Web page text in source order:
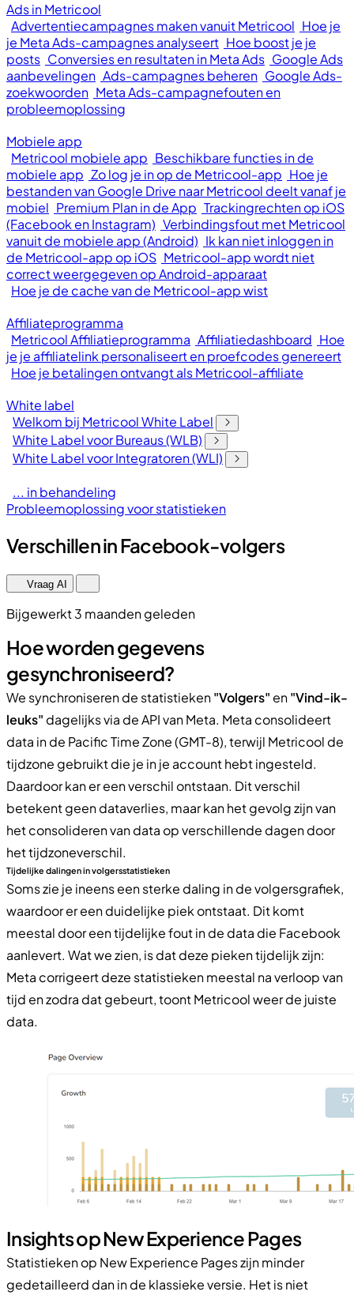
Ads in Metricool
Advertentiecampagnes maken vanuit Metricool Hoe je
je Meta Ads-campagnes analyseert Hoe boost je je
posts Conversies en resultaten in Meta Ads Google Ads
aanbevelingen Ads-campagnes beheren Google Ads-
zoekwoorden Meta Ads-campagnefouten en
probleemoplossing
Mobiele app
Metricool mobiele app Beschikbare functies in de
mobiele app Zo log je in op de Metricool-app Hoe je
bestanden van Google Drive naar Metricool deelt vanaf je
mobiel Premium Plan in de App Trackingrechten op iOS
(Facebook en Instagram) Verbindingsfout met Metricool
vanuit de mobiele app (Android) Ik kan niet inloggen in
de Metricool-app op iOS Metricool-app wordt niet
correct weergegeven op Android-apparaat
Hoe je de cache van de Metricool-app wist
Affiliateprogramma
Metricool Affiliatieprogramma Affiliatiedashboard Hoe
je je affiliatelink personaliseert en proefcodes genereert
Hoe je betalingen ontvangt als Metricool-affiliate
White label
Welkom bij Metricool White Label
White Label voor Bureaus (WLB)
White Label voor Integratoren (WLI)
... in behandeling
Probleemoplossing voor statistieken
Verschillen in Facebook-volgers
Vraag AI
Bijgewerkt 3 maanden geleden
Hoe worden gegevens
gesynchroniseerd?
We synchroniseren de statistieken"Volgers"en"Vind-ik-
leuks" dagelijks via de API van Meta. Meta consolideert
data in de Pacific Time Zone (GMT-8), terwijl Metricool de
tijdzone gebruikt die je in je account hebt ingesteld.
Daardoor kan er een verschil ontstaan. Dit verschil
betekent geen dataverlies, maar kan het gevolg zijn van
het consolideren van data op verschillende dagen door
het tijdzoneverschil.
Tijdelijke dalingen in volgersstatistieken
Soms zie je ineens een sterke daling in de volgersgrafiek,
waardoor er een duidelijke piek ontstaat. Dit komt
meestal door een tijdelijke fout in de data die Facebook
aanlevert. Wat we zien, is dat deze pieken tijdelijk zijn:
Meta corrigeert deze statistieken meestal na verloop van
tijd en zodra dat gebeurt, toont Metricool weer de juiste
data.
Insights op New Experience Pages
Statistieken op New Experience Pages zijn minder
gedetailleerd dan in de klassieke versie. Het is niet